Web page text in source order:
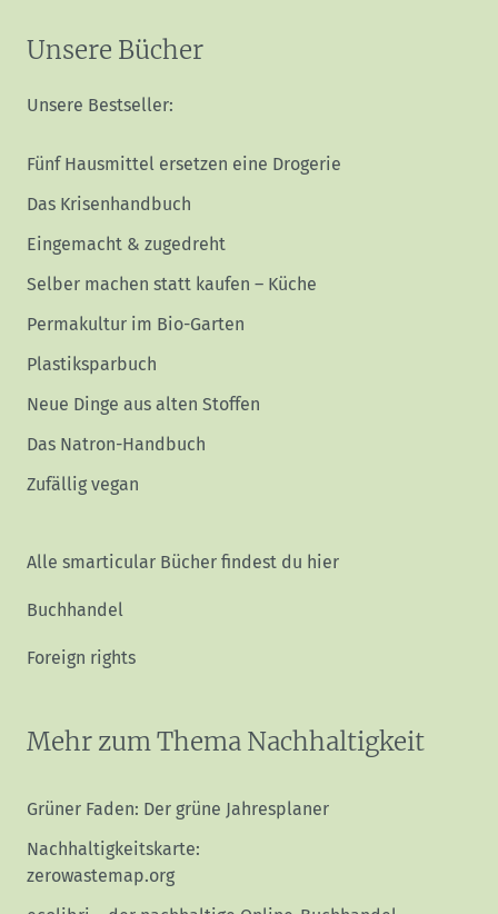
Unsere Bücher
Unsere Bestseller:
Fünf Hausmittel ersetzen eine Drogerie
Das Krisenhandbuch
Eingemacht & zugedreht
Selber machen statt kaufen – Küche
Permakultur im Bio-Garten
Plastiksparbuch
Neue Dinge aus alten Stoffen
Das Natron-Handbuch
Zufällig vegan
Alle smarticular Bücher findest du hier
Buchhandel
Foreign rights
Mehr zum Thema Nachhaltigkeit
Grüner Faden: Der grüne Jahresplaner
Nachhaltigkeitskarte:
zerowastemap.org